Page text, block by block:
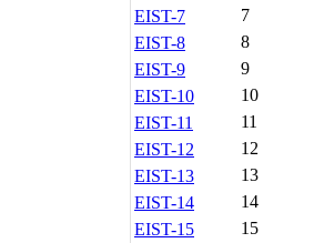
EIST-7
7
EIST-8
8
EIST-9
9
EIST-10
10
EIST-11
11
EIST-12
12
EIST-13
13
EIST-14
14
EIST-15
15